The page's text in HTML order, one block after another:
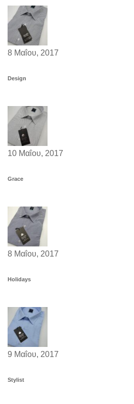
8 Μαΐου, 2017
Design
10 Μαΐου, 2017
Grace
8 Μαΐου, 2017
Holidays
9 Μαΐου, 2017
Stylist